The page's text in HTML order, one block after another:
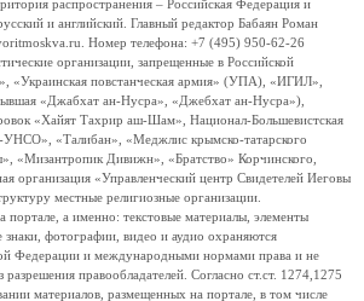
распространения – Российская Федерация и
и английский. Главный редактор Бабаян Роман
Номер телефона: +7 (495) 950-62-26
организации, запрещенные в Российской
«Украинская повстанческая армия» (УПА), «ИГИЛ»,
«Джабхат ан-Нусра», «Джебхат ан-Нусра»),
«Хайят Тахрир аш-Шам», Национал-Большевистская
«Талибан», «Меджлис крымско-татарского
«Мизантропик Дивижн», «Братство» Корчинского,
организация «Управленческий центр Свидетелей Иеговы
местные религиозные организации.
а именно: текстовые материалы, элементы
знаки, фотографии, видео и аудио охраняются
Федерации и международными нормами права и не
разрешения правообладателей. Согласно ст.ст. 1274,1275
материалов, размещенных на портале, в том числе